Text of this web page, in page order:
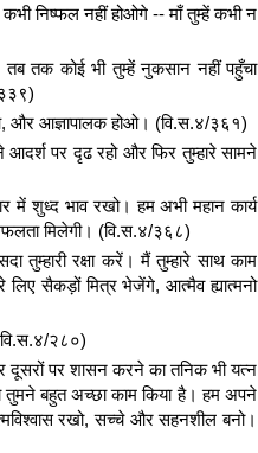
निष्फल नहीं होओगे -- माँ तुम्हें कभी न
तक कोई भी तुम्हें नुकसान नहीं पहुँचा
और आज्ञापालक होओ। (वि.स.४/३६१)
पर दृढ रहो और फिर तुम्हारे सामने
में शुध्द भाव रखो। हम अभी महान कार्य
मिलेगी। (वि.स.४/३६८)
रक्षा करें। मैं तुम्हारे साथ काम
सैकड़ों मित्र भेजेंगे, आत्मैव ह्यात्मनो
२८०)
दूसरों पर शासन करने का तनिक भी यत्न
तुमने बहुत अच्छा काम किया है। हम अपने
रखो, सच्चे और सहनशील बनो।